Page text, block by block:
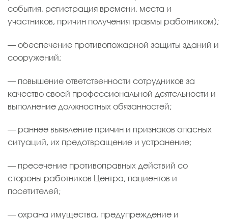
события, регистрация времени, места и
участников, причин получения травмы работником);
— обеспечение противопожарной защиты зданий и
сооружений;
— повышение ответственности сотрудников за
качество своей профессиональной деятельности и
выполнение должностных обязанностей;
— раннее выявление причин и признаков опасных
ситуаций, их предотвращение и устранение;
— пресечение противоправных действий со
стороны работников Центра, пациентов и
посетителей;
— охрана имущества, предупреждение и